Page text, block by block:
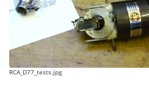
RCA_D77_tests.jpg